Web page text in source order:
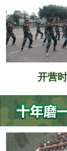
开营